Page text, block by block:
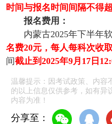
时间与报名时间间隔不得
报名费用：
内蒙古2025年下半年
名费20元，每人每科次收
间截止到2025年9月17日
温馨提示：因考试政策、内容
的以上信息仅供参考，如有异
内容为准！
分享至：